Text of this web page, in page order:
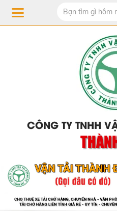
CÔNG TY TNHH